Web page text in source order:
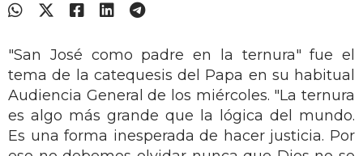
"San José como padre en la ternura" fue el
tema de la catequesis del Papa en su habitual
Audiencia General de los miércoles. "La ternura
es algo más grande que la lógica del mundo.
Es una forma inesperada de hacer justicia. Por